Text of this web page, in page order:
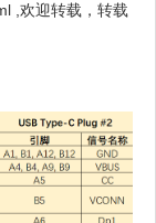
,欢迎转载，转载